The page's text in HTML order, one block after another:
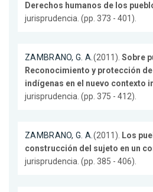
Derechos humanos de los
jurisprudencia. (pp. 373 - 401).
ZAMBRANO, G. A.(2011). Sobre
Reconocimiento y protección
indígenas en el nuevo contexto
jurisprudencia. (pp. 375 - 412).
ZAMBRANO, G. A.(2011). Los
construcción del sujeto en un
jurisprudencia. (pp. 385 - 406).